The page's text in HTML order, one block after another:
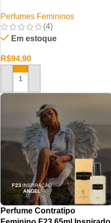
Perfumes Femininos
(4)
Em estoque
R$94,90
ADICIONAR AO CARRINHO
Perfume Contratipo